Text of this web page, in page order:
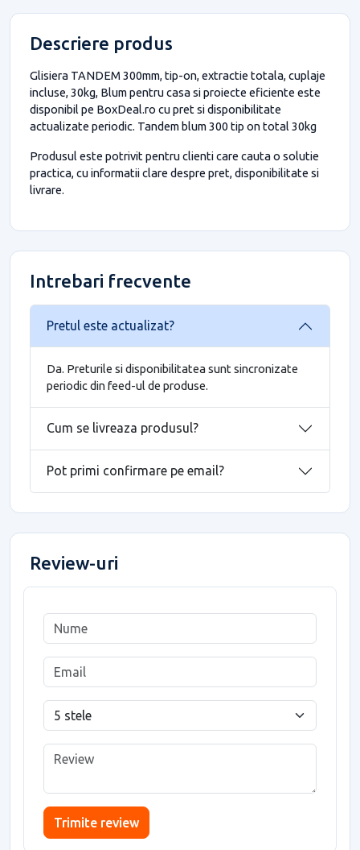
Descriere produs
Glisiera TANDEM 300mm, tip-on, extractie totala, cuplaje
incluse, 30kg, Blum pentru casa si proiecte eficiente este
disponibil pe BoxDeal.ro cu pret si disponibilitate
actualizate periodic. Tandem blum 300 tip on total 30kg
Produsul este potrivit pentru clienti care cauta o solutie
practica, cu informatii clare despre pret, disponibilitate si
livrare.
Intrebari frecvente
Pretul este actualizat?
Da. Preturile si disponibilitatea sunt sincronizate
periodic din feed-ul de produse.
Cum se livreaza produsul?
Pot primi confirmare pe email?
Review-uri
Trimite review